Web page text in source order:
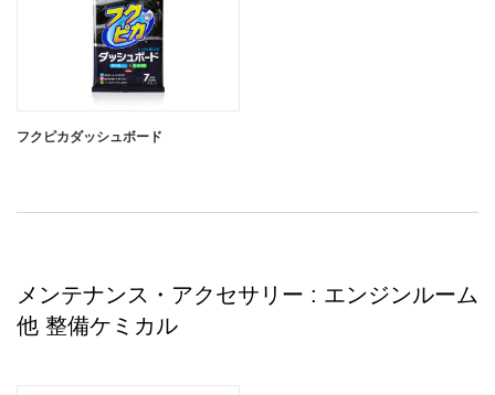
フクピカダッシュボード
メンテナンス・アクセサリー : エンジンルーム
他 整備ケミカル